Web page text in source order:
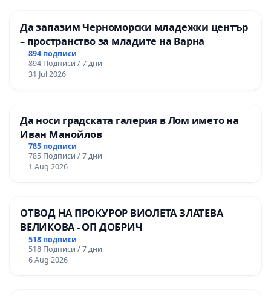
Да запазим Черноморски младежки център
– пространство за младите на Варна
894 подписи
894 Подписи / 7 дни
31 Jul 2026
Да носи градската галерия в Лом името на
Иван Манойлов
785 подписи
785 Подписи / 7 дни
1 Aug 2026
ОТВОД НА ПРОКУРОР ВИОЛЕТА ЗЛАТЕВА
ВЕЛИКОВА - ОП ДОБРИЧ
518 подписи
518 Подписи / 7 дни
6 Aug 2026